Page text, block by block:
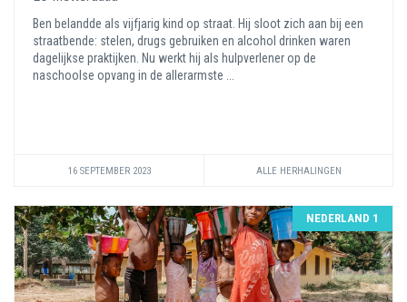
Ben belandde als vijfjarig kind op straat. Hij sloot zich aan bij een
straatbende: stelen, drugs gebruiken en alcohol drinken waren
dagelijkse praktijken. Nu werkt hij als hulpverlener op de
naschoolse opvang in de allerarmste ...
16 SEPTEMBER 2023 ALLE HERHALINGEN
NEDERLAND 1